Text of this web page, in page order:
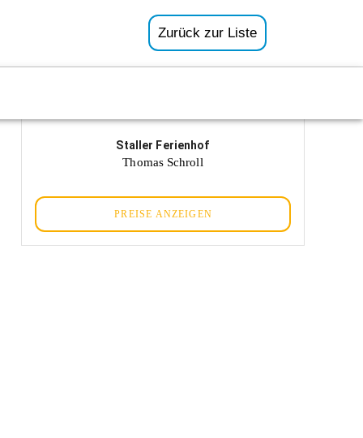
Zurück zur Liste
Staller Ferienhof
Thomas Schroll
PREISE ANZEIGEN